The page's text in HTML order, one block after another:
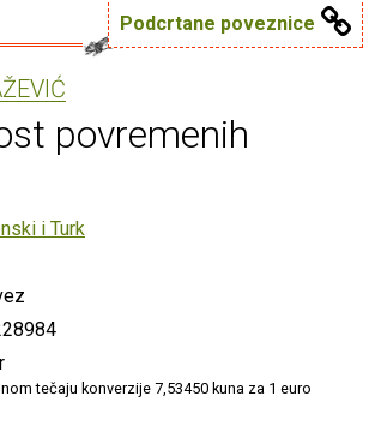
Podcrtane poveznice
povremenih
i Turk
tečaju konverzije 7,53450 kuna za 1 euro